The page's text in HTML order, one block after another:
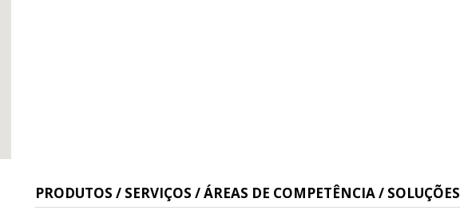
NextPRODUTOS / SERVIÇOS / ÁREAS DE COMPETÊNCIA / SOLUÇÕES